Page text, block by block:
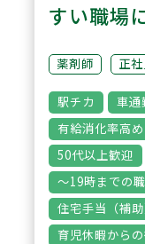
【経験が
を築け
調剤経験
場での経
ーター
レンジ
すい職場
薬剤師 正
駅チカ 車通
有給消化率高め
50代以上歓迎
～19時までの
住宅手当（補
育児休暇から